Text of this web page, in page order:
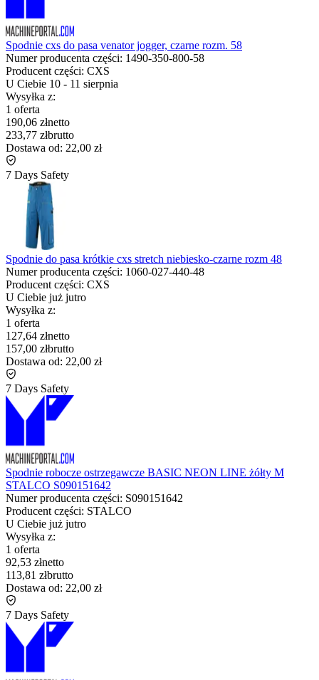
Spodnie cxs do pasa venator jogger, czarne rozm. 58
Numer producenta części: 1490-350-800-58
Producent części: CXS
U Ciebie 10 - 11 sierpnia
Wysyłka z:
1 oferta
190,06 złnetto
233,77 złbrutto
Dostawa od: 22,00 zł
7 Days Safety
Spodnie do pasa krótkie cxs stretch niebiesko-czarne rozm 48
Numer producenta części: 1060-027-440-48
Producent części: CXS
U Ciebie już jutro
Wysyłka z:
1 oferta
127,64 złnetto
157,00 złbrutto
Dostawa od: 22,00 zł
7 Days Safety
Spodnie robocze ostrzegawcze BASIC NEON LINE żółty M
STALCO S090151642
Numer producenta części: S090151642
Producent części: STALCO
U Ciebie już jutro
Wysyłka z:
1 oferta
92,53 złnetto
113,81 złbrutto
Dostawa od: 22,00 zł
7 Days Safety